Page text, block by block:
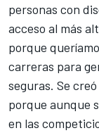
personas con
acceso al más
porque
carreras para
seguras. Se
porque aunque
en las